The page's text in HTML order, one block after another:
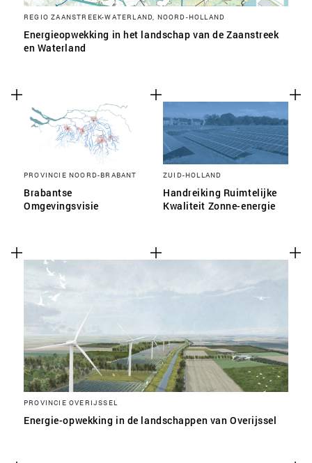
REGIO ZAANSTREEK-WATERLAND, NOORD-HOLLAND
Energieopwekking in het landschap van de Zaanstreek
en Waterland
PROVINCIE NOORD-BRABANT
Brabantse
Omgevingsvisie
ZUID-HOLLAND
Handreiking Ruimtelijke
Kwaliteit Zonne-energie
PROVINCIE OVERIJSSEL
Energie-opwekking in de landschappen van Overijssel